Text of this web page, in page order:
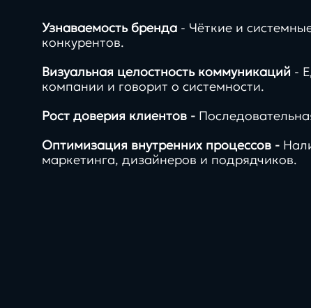
24/7
при специальных
Узнаваемость бренда - Чёткие и
конкурентов.
Визуальная целостность коммуникаций -
компании и говорит о системности.
Рост доверия клиентов -
Оптимизация внутренних процессов -
маркетинга, дизайнеров и подрядчиков.